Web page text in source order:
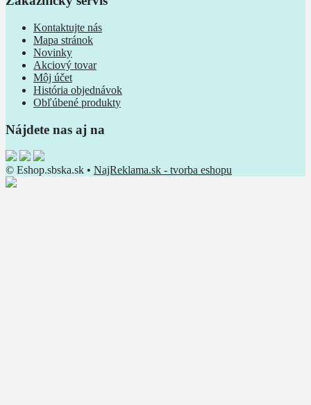
Kontaktujte nás
Mapa stránok
Novinky
Akciový tovar
Môj účet
História objednávok
Obľúbené produkty
Nájdete nas aj na
© Eshop.sbska.sk • NajReklama.sk - tvorba eshopu